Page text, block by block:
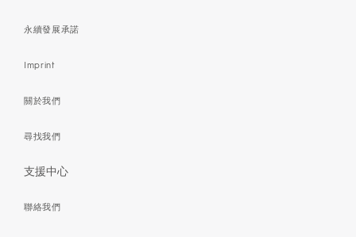
永續發展承諾
Imprint
關於我們
尋找我們
支援中心
聯絡我們